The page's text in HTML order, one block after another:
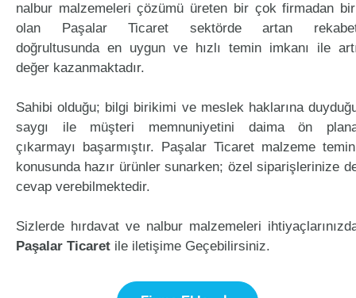
nalbur malzemeleri çözümü üreten bir çok firmadan
olan Paşalar Ticaret sektörde artan
doğrultusunda en uygun ve hızlı temin imkanı ile
değer kazanmaktadır.
Sahibi olduğu; bilgi birikimi ve meslek haklarına
saygı ile müşteri memnuniyetini daima ön
çıkarmayı başarmıştır. Paşalar Ticaret malzeme
konusunda hazır ürünler sunarken; özel siparişlerinize
cevap verebilmektedir.
Sizlerde hırdavat ve nalbur malzemeleri
Paşalar Ticaret ile iletişime Geçebilirsiniz.